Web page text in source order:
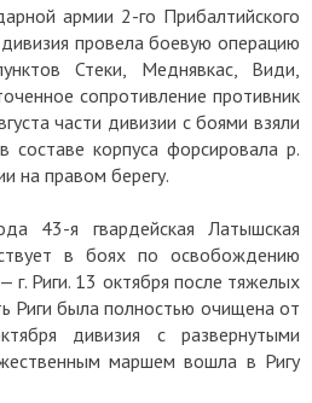
армии 2-го Прибалтийского
провела боевую операцию
Стеки, Меднявкас, Види,
сопротивление противник
части дивизии с боями взяли
составе корпуса форсировала р.
на правом берегу.
43-я гвардейская Латышская
в боях по освобождению
Риги. 13 октября после тяжелых
Риги была полностью очищена от
дивизия с развернутыми
маршем вошла в Ригу